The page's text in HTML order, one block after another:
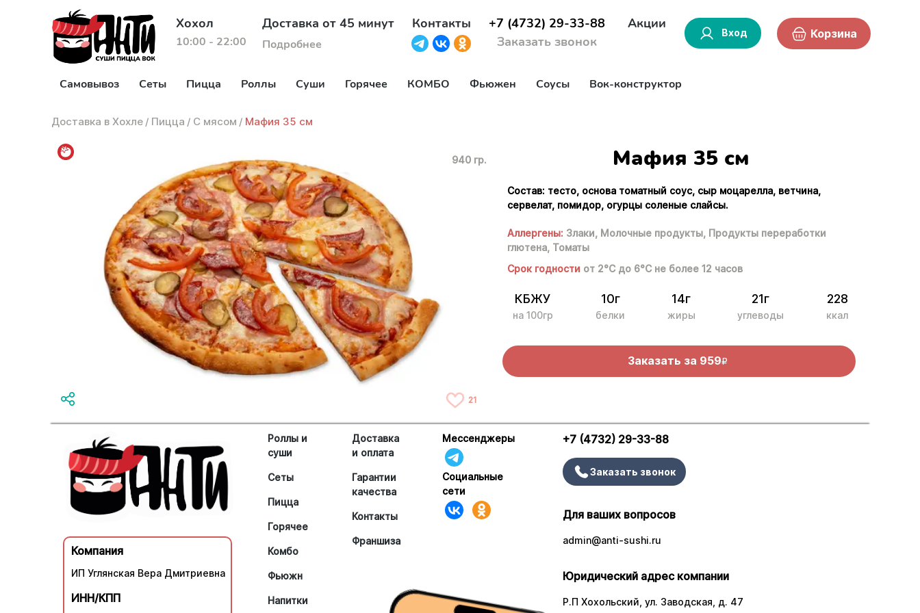
Хохол
10:00 - 22:00
Доставка от 45 минут
Подробнее
Контакты
+7 (4732) 29-33-88
Заказать звонок
Акции
Вход Корзина
Самовывоз Сеты Пицца Роллы Суши Горячее КОМБО Фьюжен Соусы Вок-конструктор
Доставка в Хохле / Пицца / С мясом / Мафия 35 см
940 гр.
21
Мафия 35 см
Состав: тесто, основа томатный соус, сыр моцарелла, ветчина,
сервелат, помидор, огурцы соленые слайсы.
Аллергены: Злаки, Молочные продукты, Продукты переработки
глютена, Томаты
Срок годности от 2°С до 6°С не более 12 часов
КБЖУ
на 100гр
10г
белки
14г
жиры
21г
углеводы
228
ккал
Заказать за 959R
Компания
ИП Углянская Вера Дмитриевна
ИНН/КПП
Роллы и
суши
Сеты
Пицца
Горячее
Комбо
Фьюжн
Напитки
Доставка
и оплата
Гарантии
качества
Контакты
Франшиза
Мессенджеры
Социальные
сети
+7 (4732) 29-33-88
Заказать звонок
Для ваших вопросов
admin@anti-sushi.ru
Юридический адрес компании
Р.П Хохольский, ул. Заводская, д. 47